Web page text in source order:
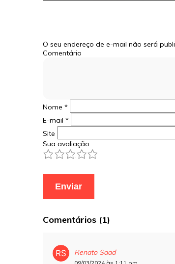
O seu endereço de e-mail não será
Comentário
Nome *
E-mail *
Site
Sua avaliação
5
4
3
2
Comentários (1)
Renato Saad